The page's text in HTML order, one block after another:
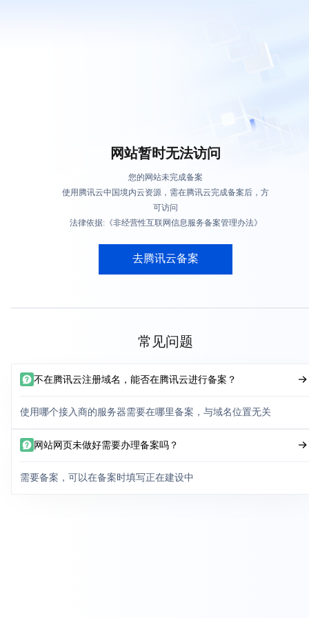
网站暂时无法访问
您的网站未完成备案
使用腾讯云中国境内云资源，需在腾讯云完成备案后，方
可访问
法律依据:《非经营性互联网信息服务备案管理办法》
去腾讯云备案
常见问题
不在腾讯云注册域名，能否在腾讯云进行备案？
使用哪个接入商的服务器需要在哪里备案，与域名位置无关
网站网页未做好需要办理备案吗？
需要备案，可以在备案时填写正在建设中